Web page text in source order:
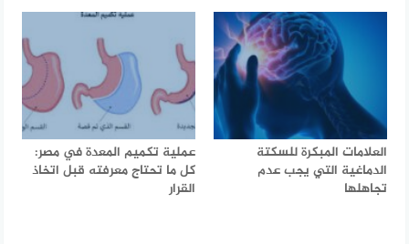
العلامات المبكرة للسكتة
الدماغية التي يجب عدم
تجاهلها
عملية تكميم المعدة في مصر:
كل ما تحتاج معرفته قبل اتخاذ
القرار